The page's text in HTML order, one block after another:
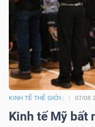
KINH TẾ THẾ GIỚI 07/08
Kinh tế Mỹ bất
NGUYÊN
VẬT
LIỆU